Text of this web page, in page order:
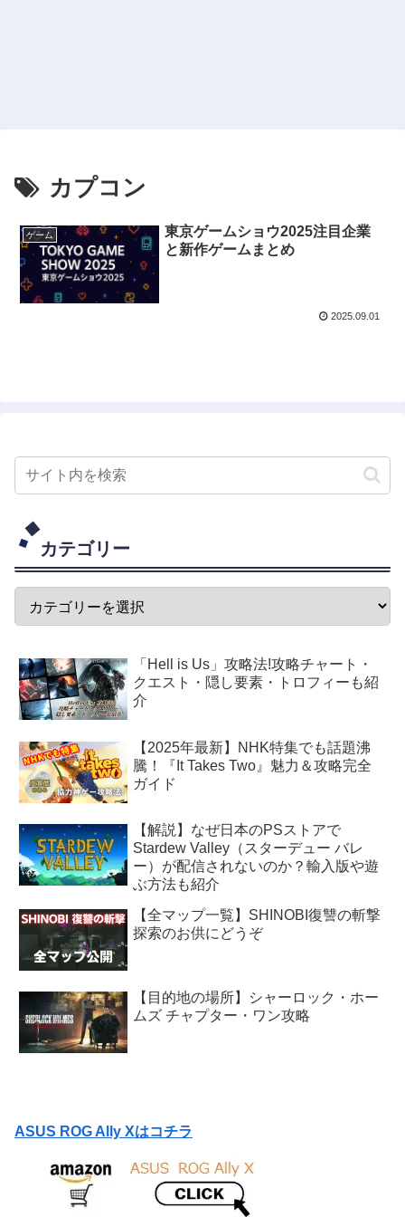
カプコン
ゲーム
東京ゲームショウ2025注目企業
と新作ゲームまとめ
2025.09.01
カテゴリー
「Hell is Us」攻略法!攻略チャート・
クエスト・隠し要素・トロフィーも紹
介
【2025年最新】NHK特集でも話題沸
騰！『It Takes Two』魅力＆攻略完全
ガイド
【解説】なぜ日本のPSストアで
Stardew Valley（スターデュー バレ
ー）が配信されないのか？輸入版や遊
ぶ方法も紹介
【全マップ一覧】SHINOBI復讐の斬撃
探索のお供にどうぞ
【目的地の場所】シャーロック・ホー
ムズ チャプター・ワン攻略
ASUS ROG Ally Xはコチラ